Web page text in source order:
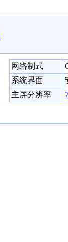
网络制式
系统界面
主屏分辨率